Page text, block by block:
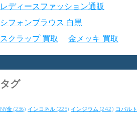
レディースファッション通販
シフォンブラウス 白黒
スクラップ 買取
金メッキ 買取
タグ
NY金 (236) インコネル (225) インジウム (242) コバルト